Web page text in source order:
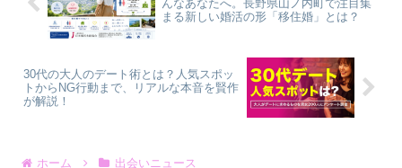
す。この記事では、この新しいシステム
がどのように私たちの恋活・婚活に影響
んなあなたへ。長野県山ノ内町で注目集
まる新しい婚活の形「移住婚」とは？
30代の大人のデート術とは？人気スポッ
トからNG行動まで、リアルな本音を賢作
が解説！
ホーム 出会いニュース